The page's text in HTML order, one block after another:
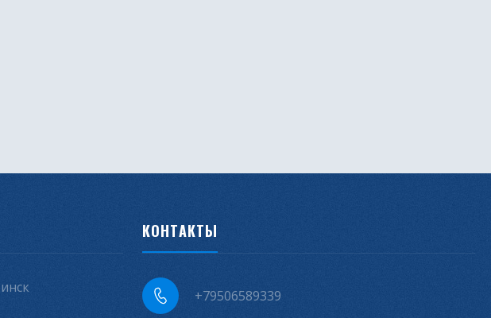
КОНТАКТЫ
+79506589339